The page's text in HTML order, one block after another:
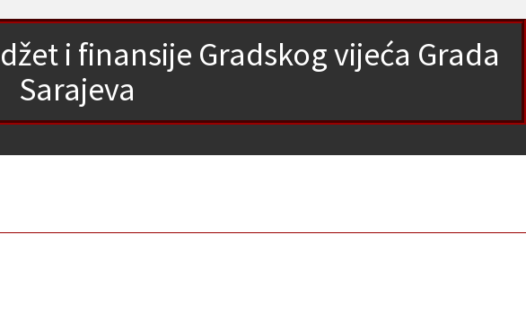
i finansije Gradskog vijeća Grada
Sarajeva